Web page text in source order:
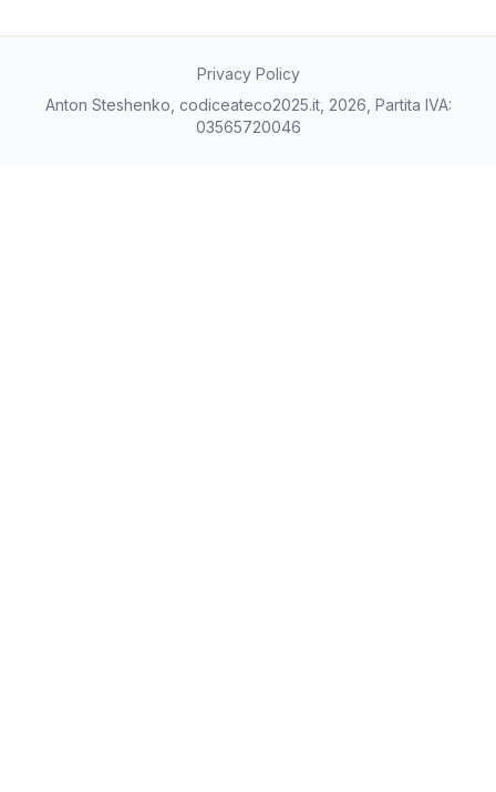
Privacy Policy
Anton Steshenko, codiceateco2025.it, 2026, Partita IVA:
03565720046